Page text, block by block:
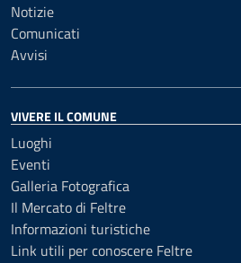
Notizie
Comunicati
Avvisi
VIVERE IL COMUNE
Luoghi
Eventi
Galleria Fotografica
Il Mercato di Feltre
Informazioni turistiche
Link utili per conoscere Feltre